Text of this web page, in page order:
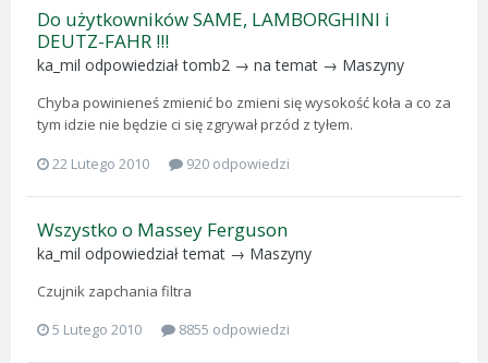
Do użytkowników SAME, LAMBORGHINI i
DEUTZ-FAHR !!!
ka_mil odpowiedziałtomb2 → na temat → Maszyny
Chyba powinieneś zmienić bo zmieni się wysokość koła a co za
tym idzie nie będzie ci się zgrywał przód z tyłem.
22 Lutego 2010
920 odpowiedzi
Wszystko o Massey Ferguson
ka_mil odpowiedział temat → Maszyny
Czujnik zapchania filtra
5 Lutego 2010
8855 odpowiedzi